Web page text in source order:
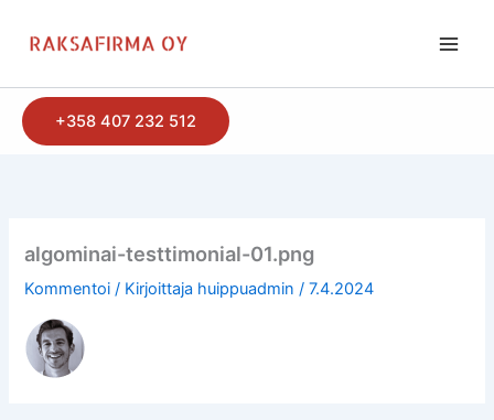
sisältöön
+358 407 232 512
algominai-testtimonial-01.png
Kommentoi / Kirjoittaja huippuadmin/7.4.2024